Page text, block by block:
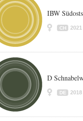
IBW
CH 2021
D
DE 2018